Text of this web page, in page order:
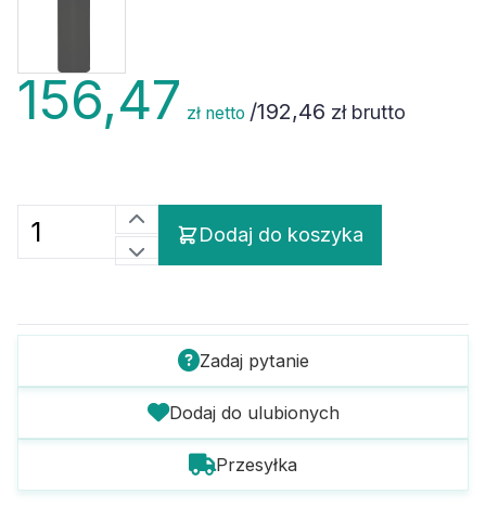
156,47 zł netto /192,46 zł brutto
Dodaj do koszyka
Zadaj pytanie
Dodaj do ulubionych
Przesyłka